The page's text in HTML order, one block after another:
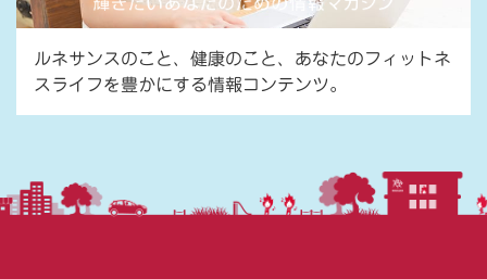
ルネサンスのこと、健康のこと、あなたのフィットネ
スライフを豊かにする情報コンテンツ。